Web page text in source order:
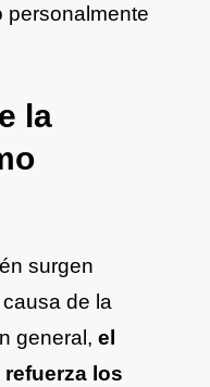
personalmente
la
surgen
de la
general,el
los